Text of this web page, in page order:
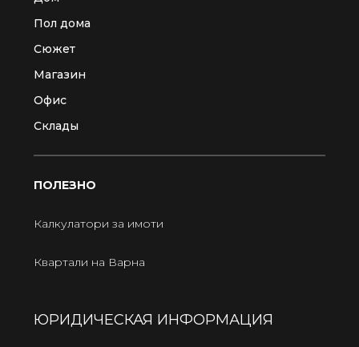
Пол дома
Сюжет
Магазин
Офис
Склады
ПОЛЕЗНО
Калкулатори за имоти
Квартали на Варна
ЮРИДИЧЕСКАЯ ИНФОРМАЦИЯ